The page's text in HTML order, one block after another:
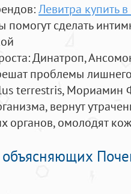
Левитра купить
помогут сделать
: Динатроп,
проблемы
terrestris, Мориамин
вернут
органов, омолодят